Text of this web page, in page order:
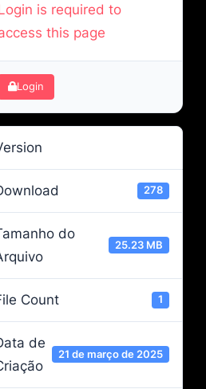
is required to
this page
Login
278
do
25.23 MB
Count 1
de
21 de março de 2025